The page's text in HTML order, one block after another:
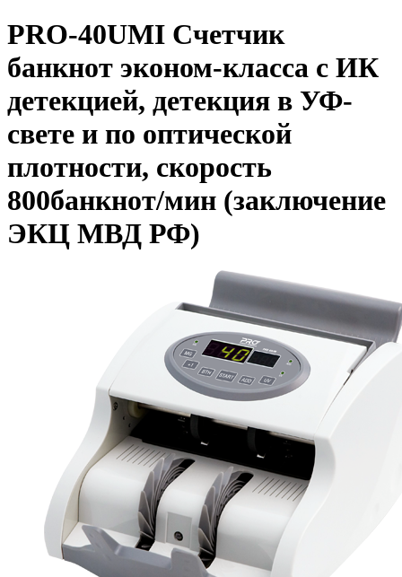
PRO-40UMI Счетчик
банкнот эконом-класса с ИК
детекцией, детекция в УФ-
свете и по оптической
плотности, скорость
800банкнот/мин (заключение
ЭКЦ МВД РФ)